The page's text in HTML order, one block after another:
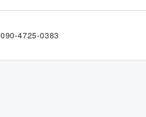
090-4725-0383